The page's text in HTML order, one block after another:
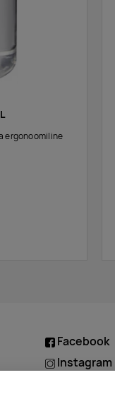
ergonoomiline
Facebook
Instagram